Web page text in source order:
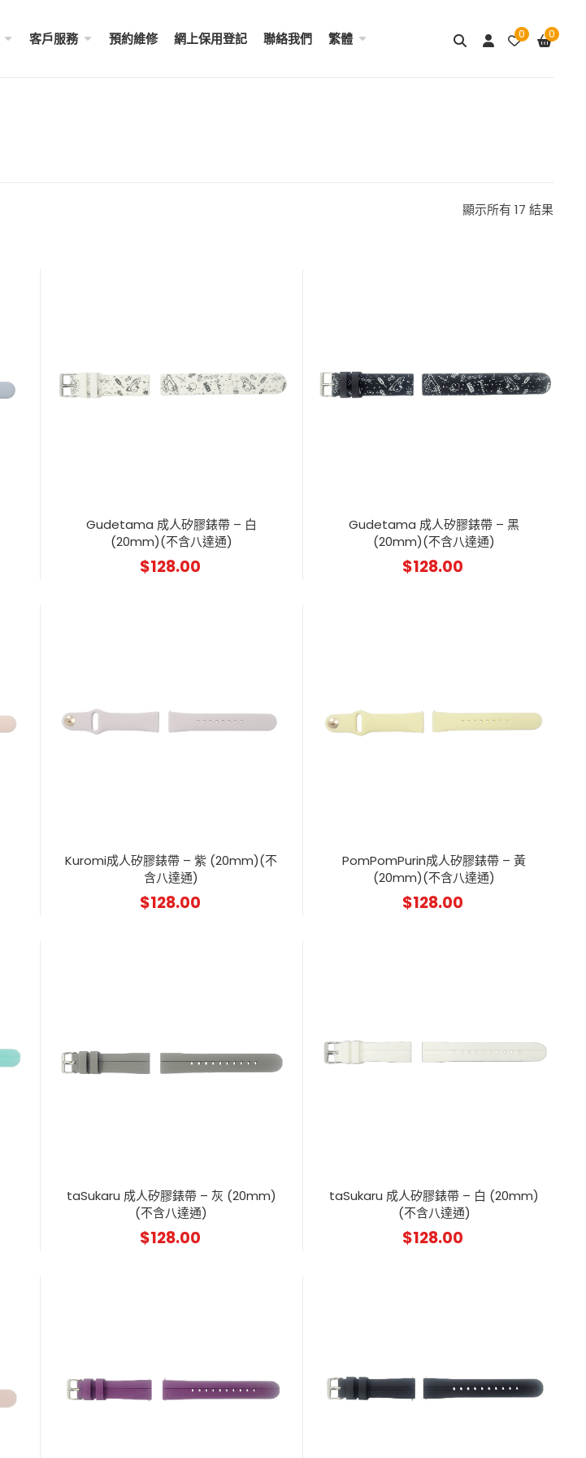
客戶服務 預約維修 網上保用登記 聯絡我們 繁體 0 0
顯示所有 17 結果
Gudetama 成人矽膠錶帶 – 白
(20mm)(不含八達通)
$128.00
Gudetama 成人矽膠錶帶 – 黑
(20mm)(不含八達通)
$128.00
Kuromi成人矽膠錶帶 – 紫 (20mm)(不
含八達通)
$128.00
PomPomPurin成人矽膠錶帶 – 黃
(20mm)(不含八達通)
$128.00
taSukaru 成人矽膠錶帶 – 灰 (20mm)
(不含八達通)
$128.00
taSukaru 成人矽膠錶帶 – 白 (20mm)
(不含八達通)
$128.00